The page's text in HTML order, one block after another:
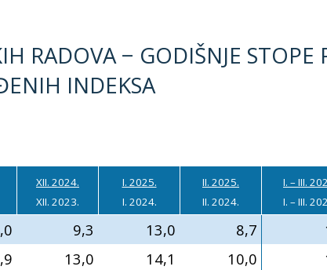
RADOVA − GODIŠNJE STOPE
INDEKSA
XII. 2024.
XII. 2023.
I. 2025.
I. 2024.
II. 2025.
II. 2024.
I. – III.
I. – III.
9,3 13,0 8,7
13,0 14,1 10,0